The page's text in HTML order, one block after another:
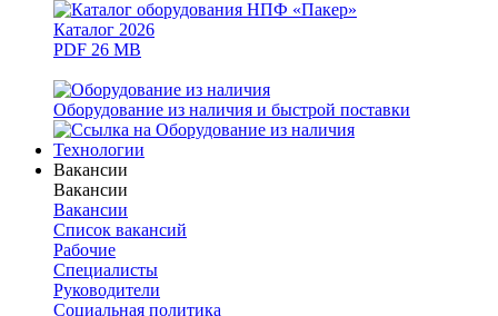
Каталог 2026
PDF 26 MB
Оборудование из наличия и быстрой поставки
Технологии
Вакансии
Вакансии
Вакансии
Список вакансий
Рабочие
Специалисты
Руководители
Cоциальная политика